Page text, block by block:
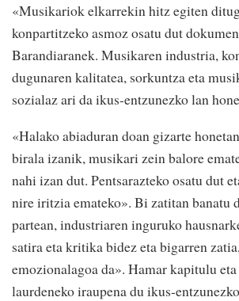
«Musikariok elkarrekin hitz egiten
konpartitzeko asmoz osatu dut
Barandiaranek. Musikaren industria,
dugunaren kalitatea, sorkuntza eta
sozialaz ari da ikus-entzunezko lan
«Halako abiaduran doan gizarte
birala izanik, musikari zein balore
nahi izan dut. Pentsarazteko osatu dut
nire iritzia emateko». Bi zatitan banatu
partean, industriaren inguruko
satira eta kritika bidez eta bigarren
emozionalagoa da». Hamar kapitulu
laurdeneko iraupena du ikus-